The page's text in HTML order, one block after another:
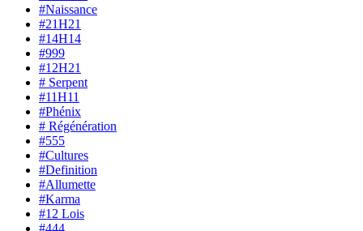
#Naissance
#21H21
#14H14
#999
#12H21
# Serpent
#11H11
#Phénix
# Régénération
#555
#Cultures
#Definition
#Allumette
#Karma
#12 Lois
#444